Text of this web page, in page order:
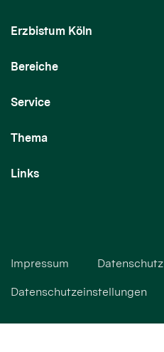
Erzbistum Köln
Bereiche
Service
Thema
Links
Impressum Datenschutz
Datenschutzeinstellungen